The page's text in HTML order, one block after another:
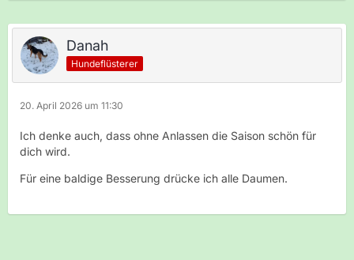
Danah
Hundeflüsterer
20. April 2026 um 11:30
Ich denke auch, dass ohne Anlassen die Saison schön für
dich wird.
Für eine baldige Besserung drücke ich alle Daumen.